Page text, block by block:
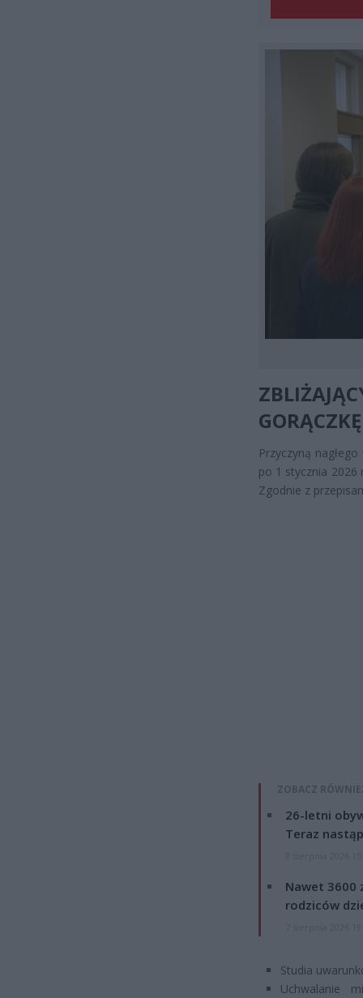
GORĄCZKĘ
Przyczyną
po 1 stycznia 2026
Zgodnie z
ZOBACZ
26-letni
Teraz
Nawet 3600
rodziców
Studia
Uchwalanie